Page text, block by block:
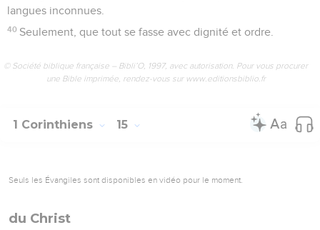
langues inconnues.
40 Seulement, que tout se fasse avec dignité et ordre.
© Société biblique française – Bibli’O, 1997, avec autorisation. Pour vous procurer
une Bible imprimée, rendez-vous sur www.editionsbiblio.fr
1 Corinthiens 15
Seuls les Évangiles sont disponibles en vidéo pour le moment.
du Christ